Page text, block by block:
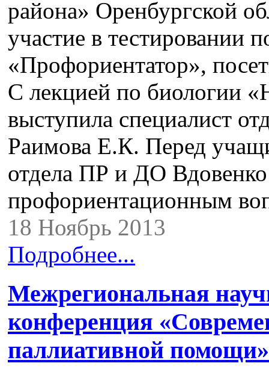
района» Оренбургской
участие в тестировании
«Профориентатор»,
С лекцией по биологии
выступила специалист
Раимова Е.К. Перед
отдела ПР и ДО
профориентационным
18 Ноябрь 2013
Подробнее...
Межрегиональная
конференция
паллиативной помощи»